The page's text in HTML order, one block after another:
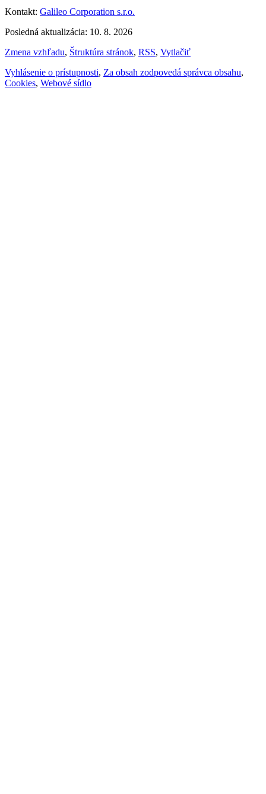
Kontakt: Galileo Corporation s.r.o.
Posledná aktualizácia: 10. 8. 2026
Zmena vzhľadu, Štruktúra stránok, RSS, Vytlačiť
Vyhlásenie o prístupnosti, Za obsah zodpovedá správca obsahu,
Cookies, Webové sídlo